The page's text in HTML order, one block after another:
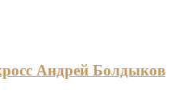
Андрей Болдыков